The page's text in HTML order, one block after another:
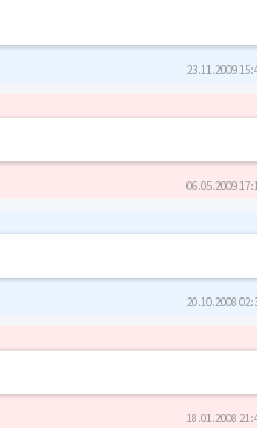
23.11.2009
06.05.2009
20.10.2008
18.01.2008